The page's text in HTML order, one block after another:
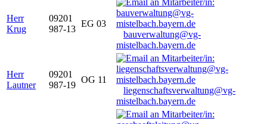
Herr
Krug
09201
987-13
EG 03
bauverwaltung@vg-
mistelbach.bayern.de
Herr
Lautner
09201
987-19
OG 11
liegenschaftsverwaltung@vg-
mistelbach.bayern.de